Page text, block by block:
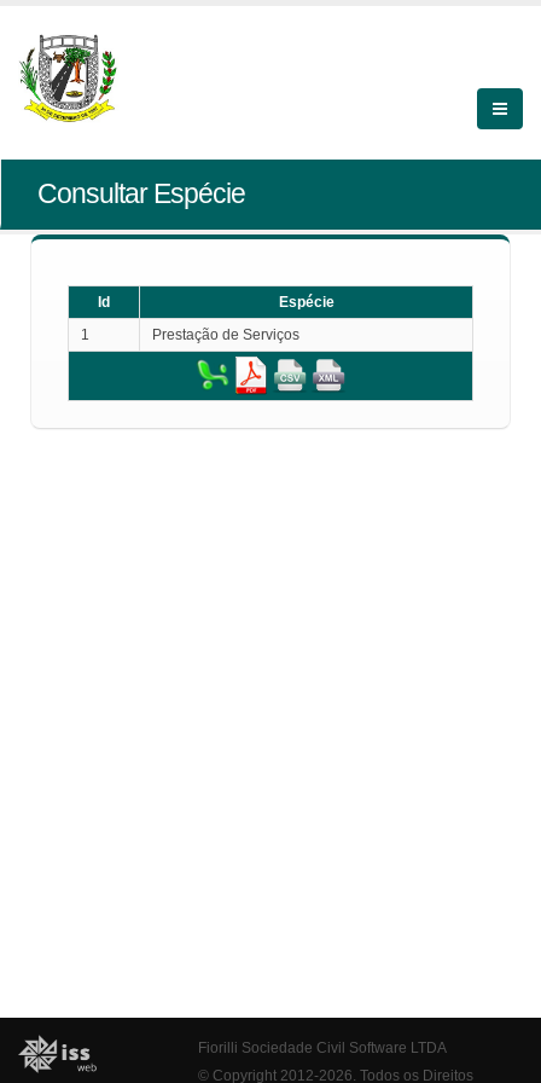
Consultar Espécie
Id
Espécie
1
Prestação de Serviços
Fiorilli Sociedade Civil Software LTDA
© Copyright 2012-2026. Todos os Direitos